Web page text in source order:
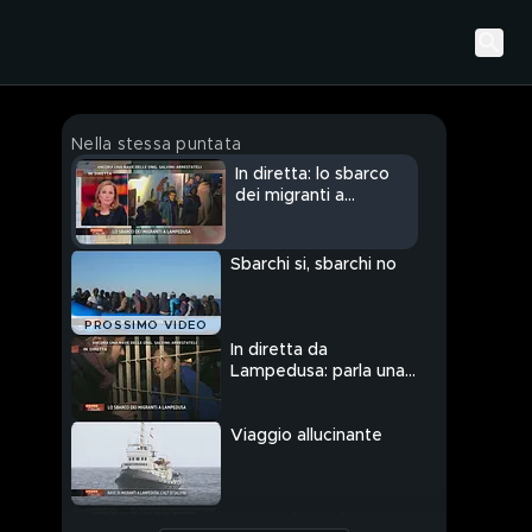
Nella stessa puntata
In diretta: lo sbarco
dei migranti a
PROSSIMO VIDEO
Sbarchi si, sbarchi no
In diretta da
Lampedusa: parla una
Viaggio allucinante